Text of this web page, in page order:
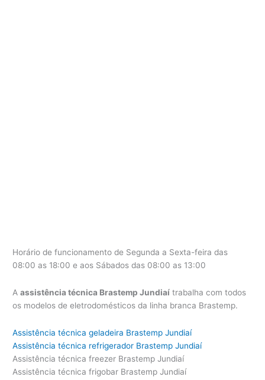
Horário de funcionamento de Segunda a Sexta-feira das
08:00 as 18:00 e aos Sábados das 08:00 as 13:00
Aassistência técnica Brastemp Jundiaí trabalha com todos
os modelos de eletrodomésticos da linha branca Brastemp.
Assistência técnica geladeira Brastemp Jundiaí
Assistência técnica refrigerador Brastemp Jundiaí
Assistência técnica freezer Brastemp Jundiaí
Assistência técnica frigobar Brastemp Jundiaí